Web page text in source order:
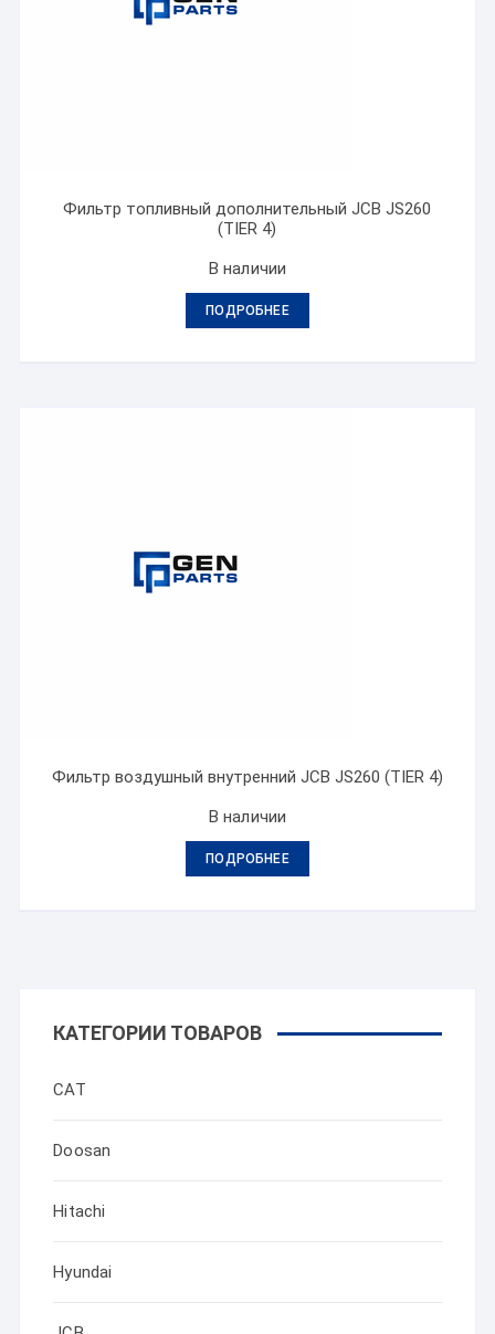
Фильтр топливный дополнительный JCB JS260
(TIER 4)
В наличии
ПОДРОБНЕЕ
Фильтр воздушный внутренний JCB JS260 (TIER 4)
В наличии
ПОДРОБНЕЕ
КАТЕГОРИИ ТОВАРОВ
CAT
Doosan
Hitachi
Hyundai